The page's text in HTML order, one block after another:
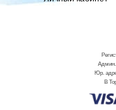
Админ.
Юр.
В